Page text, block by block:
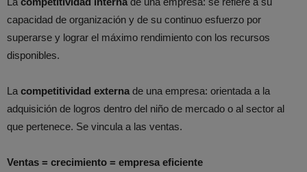
capacidad de organización y de su continuo esfuerzo por
superarse y lograr el máximo rendimiento con los recursos
disponibles.
La competitividad externa de una empresa: orientada a la
adquisición de logros dentro del niño de mercado o al sector al
que pertenece. Se vincula a las ventas.
Ventas = crecimiento = empresa eficiente